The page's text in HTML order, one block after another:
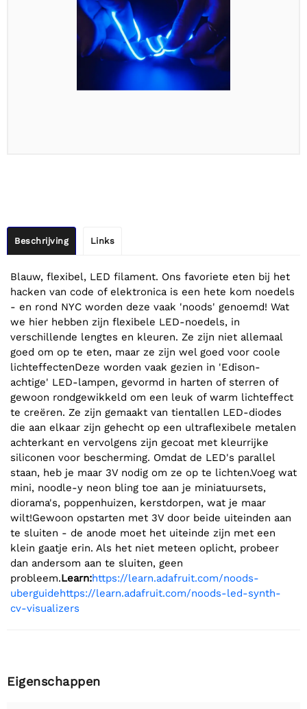
Beschrijving Links
Blauw, flexibel, LED filament. Ons favoriete eten bij het
hacken van code of elektronica is een hete kom noedels
- en rond NYC worden deze vaak 'noods' genoemd! Wat
we hier hebben zijn flexibele LED-noedels, in
verschillende lengtes en kleuren. Ze zijn niet allemaal
goed om op te eten, maar ze zijn wel goed voor coole
lichteffectenDeze worden vaak gezien in 'Edison-
achtige' LED-lampen, gevormd in harten of sterren of
gewoon rondgewikkeld om een ​​leuk of warm lichteffect
te creëren. Ze zijn gemaakt van tientallen LED-diodes
die aan elkaar zijn gehecht op een ultraflexibele metalen
achterkant en vervolgens zijn gecoat met kleurrijke
siliconen voor bescherming. Omdat de LED's parallel
staan, heb je maar 3V nodig om ze op te lichten.Voeg wat
mini, noodle-y neon bling toe aan je miniatuursets,
diorama's, poppenhuizen, kerstdorpen, wat je maar
wilt!Gewoon opstarten met 3V door beide uiteinden aan
te sluiten - de anode moet het uiteinde zijn met een
klein gaatje erin. Als het niet meteen oplicht, probeer
dan andersom aan te sluiten, geen
probleem.Learn:https://learn.adafruit.com/noods-
uberguidehttps://learn.adafruit.com/noods-led-synth-
cv-visualizers
Eigenschappen